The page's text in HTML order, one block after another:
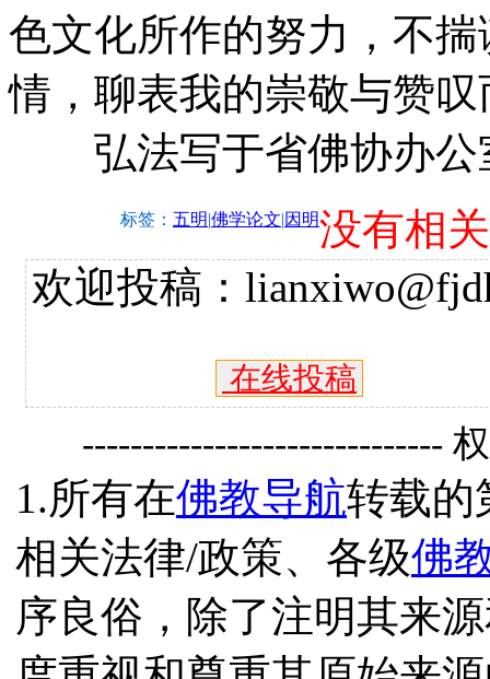
色文化所作的努力，不
情，聊表我的崇敬与赞叹
弘法写于省佛协办公
标签： 五明|佛学论文|因明没有相
欢迎投稿：
在线投稿
------------------------------
1.所有在佛教导航转载的
相关法律/政策、各级佛
序良俗，除了注明其来